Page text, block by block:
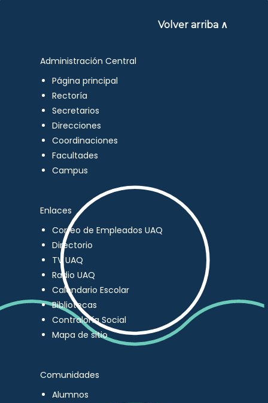
Volver arriba ∧
Administración Central
Página principal
Rectoría
Secretarios
Direcciones
Coordinaciones
Facultades
Campus
Enlaces
Correo de Empleados UAQ
Directorio
TV UAQ
Radio UAQ
Calendario Escolar
Bibliotecas
Contraloría Social
Mapa de sitio
Comunidades
Alumnos